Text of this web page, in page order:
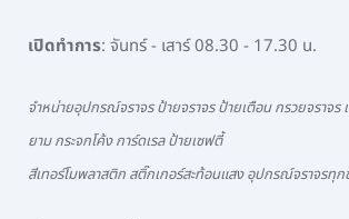
เปิดทำการ: จันทร์ - เสาร์ 08.30 - 17.30 น.
จำหน่ายอุปกรณ์จราจร ป้ายจราจร ป้ายเตือน กรวยจราจ
ยาม กระจกโค้ง การ์ดเรล ป้ายเซฟตี้
สีเทอร์โมพลาสติก สติ๊กเกอร์สะท้อนแสง อุปกรณ์จราจรทุ